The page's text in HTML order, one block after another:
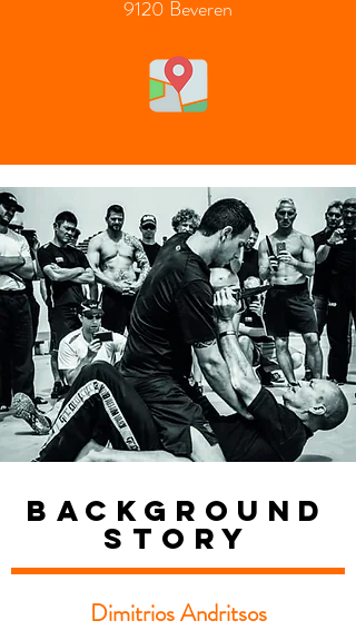
9120 Beveren
Background
story
Dimitrios Andritsos